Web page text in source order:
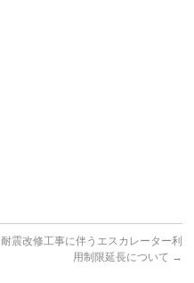
耐震改修工事に伴うエスカレーター利
用制限延長について →